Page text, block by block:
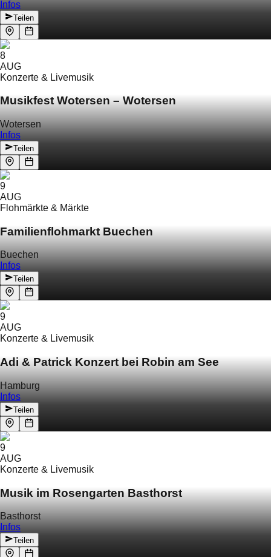
Infos
Teilen
8
AUG
Konzerte & Livemusik
Musikfest Wotersen – Wotersen
Wotersen
Infos
Teilen
9
AUG
Flohmärkte & Märkte
Familienflohmarkt Buechen
Buechen
Infos
Teilen
9
AUG
Konzerte & Livemusik
Adi & Patrick Konzert bei Robin am See
Hamburg
Infos
Teilen
9
AUG
Konzerte & Livemusik
Musik im Rosengarten Basthorst
Basthorst
Infos
Teilen